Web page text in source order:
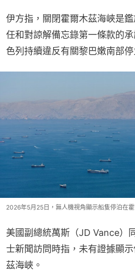
伊方指，關閉霍爾木茲海峽是
任和對諒解備忘錄第一條款的
色列持續違反有關黎巴嫩南部停
2026年5月25日，無人機視角顯示船隻停泊在霍
美國副總統萬斯（JD Vance）
士新聞訪問時指，未有證據顯
茲海峽。